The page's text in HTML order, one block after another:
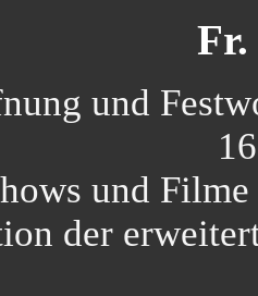
Fr.
und
und
der